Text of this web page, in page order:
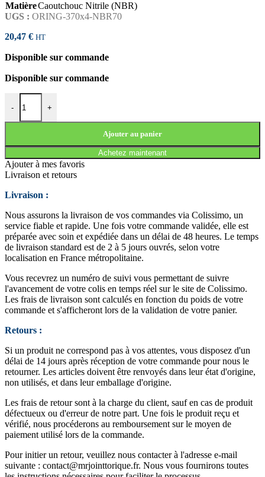
MatièreCaoutchouc Nitrile (NBR)
UGS : ORING-370x4-NBR70
20,47 € HT
Disponible sur commande
Disponible sur commande
-
quantité de JOINT TORIQUE 370x4 NBR70
+
Ajouter au panier
Achetez maintenant
Ajouter à mes favoris
Livraison et retours
Livraison :
Nous assurons la livraison de vos commandes via Colissimo, un
service fiable et rapide. Une fois votre commande validée, elle est
préparée avec soin et expédiée dans un délai de 48 heures. Le temps
de livraison standard est de 2 à 5 jours ouvrés, selon votre
localisation en France métropolitaine.
Vous recevrez un numéro de suivi vous permettant de suivre
l'avancement de votre colis en temps réel sur le site de Colissimo.
Les frais de livraison sont calculés en fonction du poids de votre
commande et s'afficheront lors de la validation de votre panier.
Retours :
Si un produit ne correspond pas à vos attentes, vous disposez d'un
délai de 14 jours après réception de votre commande pour nous le
retourner. Les articles doivent être renvoyés dans leur état d'origine,
non utilisés, et dans leur emballage d'origine.
Les frais de retour sont à la charge du client, sauf en cas de produit
défectueux ou d'erreur de notre part. Une fois le produit reçu et
vérifié, nous procéderons au remboursement sur le moyen de
paiement utilisé lors de la commande.
Pour initier un retour, veuillez nous contacter à l'adresse e-mail
suivante : contact@mrjointtorique.fr. Nous vous fournirons toutes